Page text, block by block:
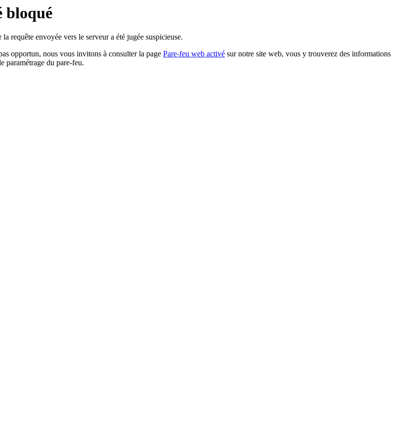
bloqué
requête envoyée vers le serveur a été jugée suspicieuse.
opportun, nous vous invitons à consulter la page Pare-feu web activé sur notre site web, vous y trouverez des informations
paramétrage du pare-feu.